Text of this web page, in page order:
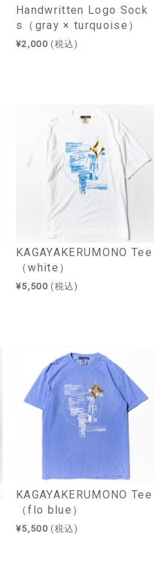
Handwritten Logo Sock
s（gray × turquoise）
¥2,000 (税込)
KAGAYAKERUMONO Tee
（white）
¥5,500 (税込)
KAGAYAKERUMONO Tee
（flo blue）
¥5,500 (税込)